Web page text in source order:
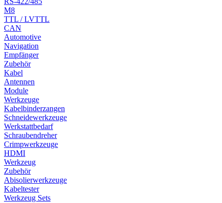
M8
TTL / LVTTL
CAN
Automotive
Navigation
Empfänger
Zubehör
Kabel
Antennen
Module
Werkzeuge
Kabelbinderzangen
Schneidewerkzeuge
Werkstattbedarf
Schraubendreher
Crimpwerkzeuge
HDMI
Werkzeug
Zubehör
Abisolierwerkzeuge
Kabeltester
Werkzeug Sets